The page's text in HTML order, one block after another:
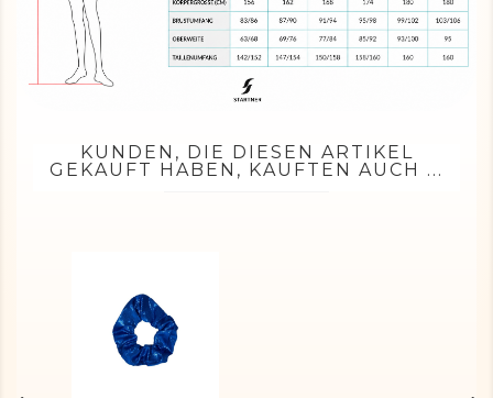
KUNDEN, DIE DIESEN ARTIKEL
GEKAUFT HABEN, KAUFTEN AUCH ...